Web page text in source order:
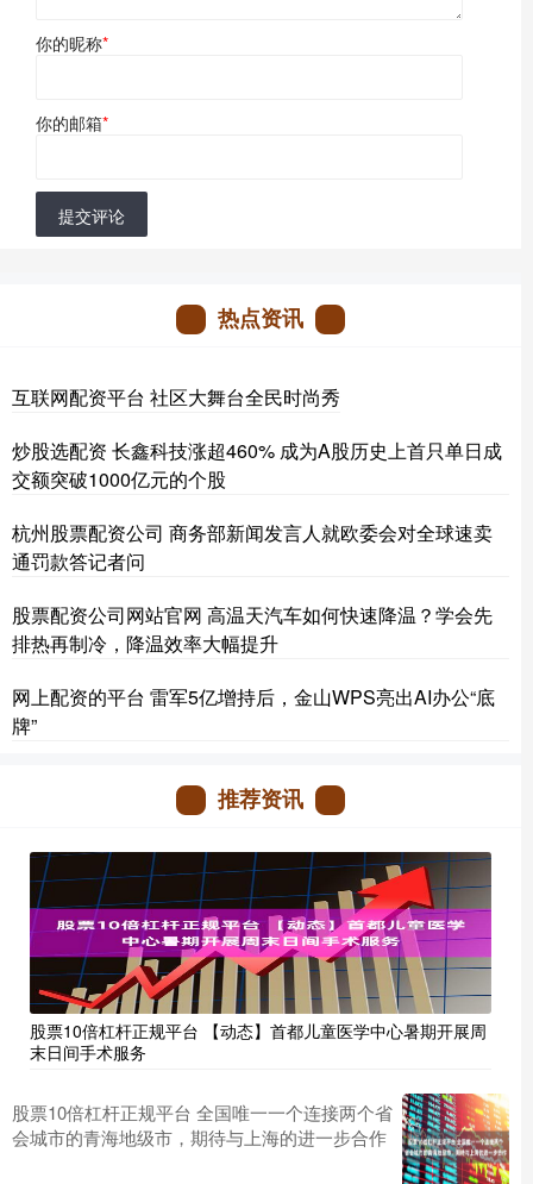
你的昵称*
你的邮箱*
提交评论
热点资讯
互联网配资平台 社区大舞台全民时尚秀
炒股选配资 长鑫科技涨超460% 成为A股历史上首只单日成
交额突破1000亿元的个股
杭州股票配资公司 商务部新闻发言人就欧委会对全球速卖
通罚款答记者问
股票配资公司网站官网 高温天汽车如何快速降温？学会先
排热再制冷，降温效率大幅提升
网上配资的平台 雷军5亿增持后，金山WPS亮出AI办公“底
牌”
推荐资讯
股票10倍杠杆正规平台 【动态】首都儿童医学中心暑期开展周
末日间手术服务
股票10倍杠杆正规平台 全国唯一一个连接两个省
会城市的青海地级市，期待与上海的进一步合作